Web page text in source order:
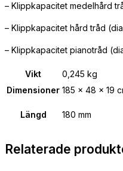
– Klippkapacitet medelhård
– Klippkapacitet hård tråd
– Klippkapacitet pianotråd
Vikt
0,245 kg
Dimensioner 185 × 48 × 19
Längd 180 mm
Relaterade